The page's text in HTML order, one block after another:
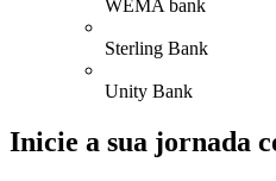
WEMA bank
Sterling Bank
Unity Bank
Inicie a sua jornada